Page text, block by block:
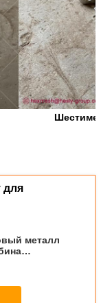
для
металл